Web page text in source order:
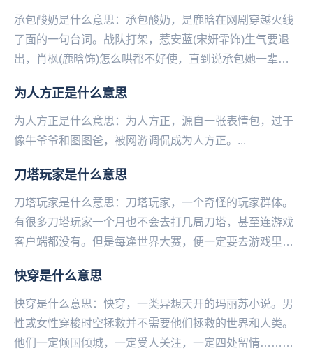
承包酸奶是什么意思：承包酸奶，是鹿晗在网剧穿越火线
了面的一句台词。战队打架，惹安蓝(宋妍霏饰)生气要退
出，肖枫(鹿晗饰)怎么哄都不好使，直到说承包她一辈子
为人方正是什么意思
为人方正是什么意思：为人方正，源自一张表情包，过于
像‌‌‌‌‌‌‌‌‌‌‌牛爷爷和图图爸，被网游调侃成为人方正。...
刀塔玩家是什么意思
刀塔玩家是什么意思：刀塔玩家，一个奇怪的玩家群体。
有很多刀塔玩家一个月也不会去打几局刀塔，甚至连游戏
客户端都没有。但是每逢世界大赛，便一定要去游戏里面
快穿是什么意思
快穿是什么意思：快穿，一类异想天开的玛丽苏小说。男
性或女性穿梭时空拯救并不需要他们拯救的世界和人类。
他们一定倾国倾城，一定受人关注，一定四处留情……明